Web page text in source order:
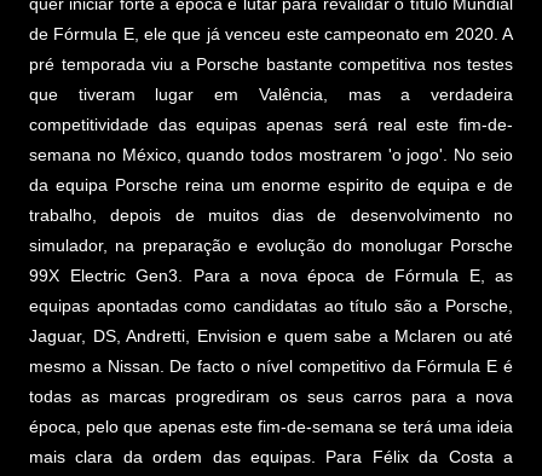
de Fórmula E, ele que já venceu este campeonato em 2020. A
pré temporada viu a Porsche bastante competitiva nos testes
que tiveram lugar em Valência, mas a verdadeira
competitividade das equipas apenas será real este fim-de-
semana no México, quando todos mostrarem 'o jogo'. No seio
da equipa Porsche reina um enorme espirito de equipa e de
trabalho, depois de muitos dias de desenvolvimento no
simulador, na preparação e evolução do monolugar Porsche
99X Electric Gen3. Para a nova época de Fórmula E, as
equipas apontadas como candidatas ao título são a Porsche,
Jaguar, DS, Andretti, Envision e quem sabe a Mclaren ou até
mesmo a Nissan. De facto o nível competitivo da Fórmula E é
todas as marcas progrediram os seus carros para a nova
época, pelo que apenas este fim-de-semana se terá uma ideia
mais clara da ordem das equipas. Para Félix da Costa a